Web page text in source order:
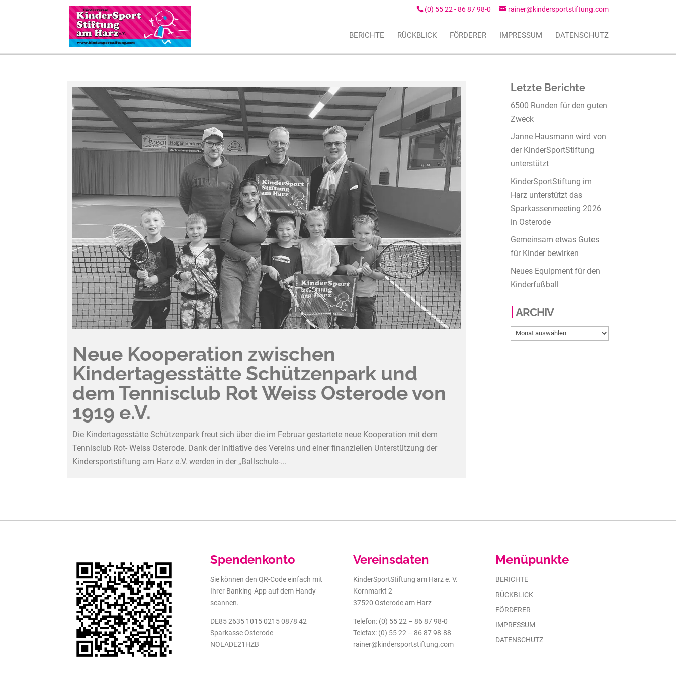
(0) 55 22 - 86 87 98-0 rainer@kindersportstiftung.com
BERICHTE RÜCKBLICK FÖRDERER IMPRESSUM DATENSCHUTZ
Neue Kooperation zwischen
Kindertagesstätte Schützenpark und
dem Tennisclub Rot Weiss Osterode von
1919 e.V.
Die Kindertagesstätte Schützenpark freut sich über die im Februar gestartete neue Kooperation mit dem
Tennisclub Rot- Weiss Osterode. Dank der Initiative des Vereins und einer finanziellen Unterstützung der
Kindersportstiftung am Harz e.V. werden in der „Ballschule-...
Letzte Berichte
6500 Runden für den guten
Zweck
Janne Hausmann wird von
der KinderSportStiftung
unterstützt
KinderSportStiftung im
Harz unterstützt das
Sparkassenmeeting 2026
in Osterode
Gemeinsam etwas Gutes
für Kinder bewirken
Neues Equipment für den
Kinderfußball
ARCHIV
Archiv
Spendenkonto
Sie können den QR-Code einfach mit
Ihrer Banking-App auf dem Handy
scannen.
DE85 2635 1015 0215 0878 42
Sparkasse Osterode
NOLADE21HZB
Vereinsdaten
KinderSportStiftung am Harz e. V.
Kornmarkt 2
37520 Osterode am Harz
Telefon: (0) 55 22 – 86 87 98-0
Telefax: (0) 55 22 – 86 87 98-88
rainer@kindersportstiftung.com
Menüpunkte
BERICHTE
RÜCKBLICK
FÖRDERER
IMPRESSUM
DATENSCHUTZ